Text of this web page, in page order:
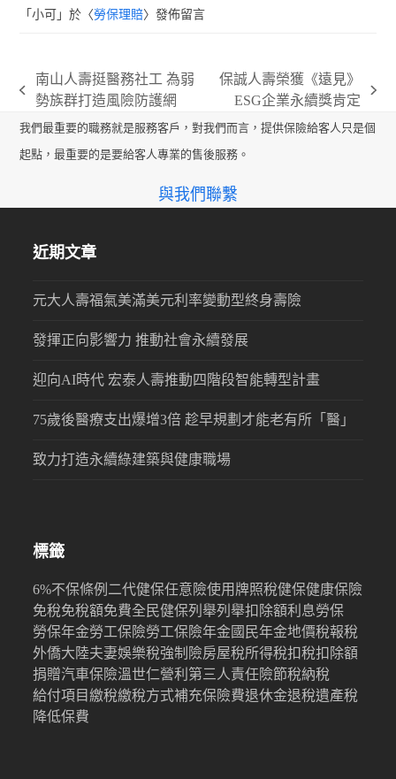
「小可 」於〈勞保理賠〉發佈留言
previous
post:
南山人壽挺醫務社工 為弱
勢族群打造風險防護網
next
post:
保誠人壽榮獲《遠見》
ESG企業永續獎肯定
我們最重要的職務就是服務客戶，對我們而言，提供保險給客人只是個
起點，最重要的是要給客人專業的售後服務。
與我們聯繫
近期文章
元大人壽福氣美滿美元利率變動型終身壽險
發揮正向影響力 推動社會永續發展
迎向AI時代 宏泰人壽推動四階段智能轉型計畫
75歲後醫療支出爆增3倍 趁早規劃才能老有所「醫」
致力打造永續綠建築與健康職場
標籤
6%不保條例 二代健保任意險使用牌照稅健保健康保險
免稅免稅額免費全民健保列舉列舉扣除額利息勞保
勞保年金勞工保險勞工保險年金國民年金地價稅報稅
外僑大陸夫妻娛樂稅強制險房屋稅所得稅扣稅扣除額
捐贈汽車保險溫世仁營利 第三人責任險節稅納稅
給付項目繳稅繳稅方式補充保險費退休金退稅遺產稅
降低保費